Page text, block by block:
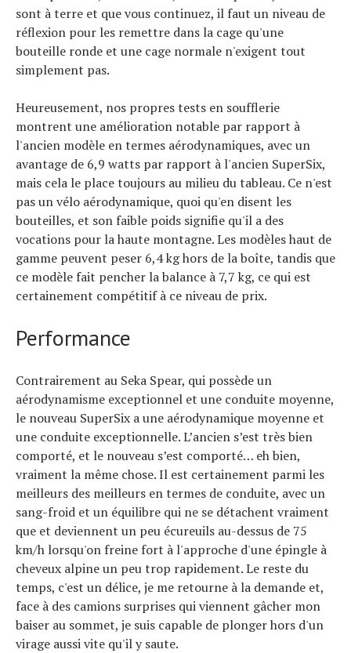
sont à terre et que vous continuez, il faut un niveau de
réflexion pour les remettre dans la cage qu'une
bouteille ronde et une cage normale n'exigent tout
simplement pas.
Heureusement, nos propres tests en soufflerie
montrent une amélioration notable par rapport à
l'ancien modèle en termes aérodynamiques, avec un
avantage de 6,9 ​​watts par rapport à l'ancien SuperSix,
mais cela le place toujours au milieu du tableau. Ce n'est
pas un vélo aérodynamique, quoi qu'en disent les
bouteilles, et son faible poids signifie qu'il a des
vocations pour la haute montagne. Les modèles haut de
gamme peuvent peser 6,4 kg hors de la boîte, tandis que
ce modèle fait pencher la balance à 7,7 kg, ce qui est
certainement compétitif à ce niveau de prix.
Performance
Contrairement au Seka Spear, qui possède un
aérodynamisme exceptionnel et une conduite moyenne,
le nouveau SuperSix a une aérodynamique moyenne et
une conduite exceptionnelle. L’ancien s’est très bien
comporté, et le nouveau s’est comporté… eh bien,
vraiment la même chose. Il est certainement parmi les
meilleurs des meilleurs en termes de conduite, avec un
sang-froid et un équilibre qui ne se détachent vraiment
que et deviennent un peu écureuils au-dessus de 75
km/h lorsqu'on freine fort à l'approche d'une épingle à
cheveux alpine un peu trop rapidement. Le reste du
temps, c'est un délice, je me retourne à la demande et,
face à des camions surprises qui viennent gâcher mon
baiser au sommet, je suis capable de plonger hors d'un
virage aussi vite qu'il y saute.